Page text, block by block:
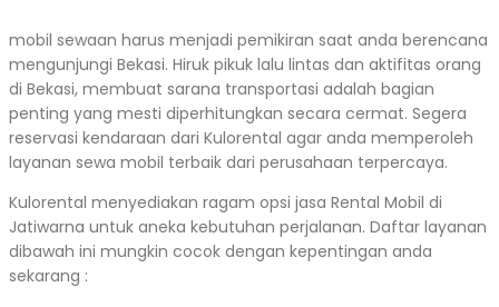
mobil sewaan harus menjadi pemikiran saat anda berencana
mengunjungi Bekasi. Hiruk pikuk lalu lintas dan aktifitas orang
di Bekasi, membuat sarana transportasi adalah bagian
penting yang mesti diperhitungkan secara cermat. Segera
reservasi kendaraan dari Kulorental agar anda memperoleh
layanan sewa mobil terbaik dari perusahaan terpercaya.
Kulorental menyediakan ragam opsi jasa Rental Mobil di
Jatiwarna untuk aneka kebutuhan perjalanan. Daftar layanan
dibawah ini mungkin cocok dengan kepentingan anda
sekarang :